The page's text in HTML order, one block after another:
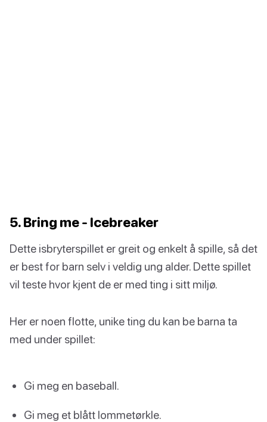
5. Bring me - Icebreaker
Dette isbryterspillet er greit og enkelt å spille, så det
er best for barn selv i veldig ung alder. Dette spillet
vil teste hvor kjent de er med ting i sitt miljø.
Her er noen flotte, unike ting du kan be barna ta
med under spillet:
Gi meg en baseball.
Gi meg et blått lommetørkle.